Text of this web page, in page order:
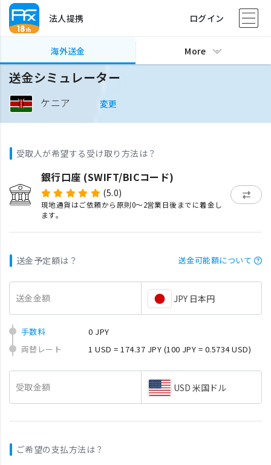
法人提携 ログイン
海外送金 More
送金シミュレーター
ケニア 変更
受取人が希望する受け取り方法は？
銀行口座 (SWIFT/BICコード)
(5.0)
現地通貨はご依頼から原則0〜2営業日後までに着金し
ます。
送金予定額は？ 送金可能額について
送金金額 JPY 日本円
手数料
0 JPY
両替レート
1 USD = 174.37 JPY (100 JPY = 0.5734 USD)
受取金額 USD 米国ドル
ご希望の支払方法は？